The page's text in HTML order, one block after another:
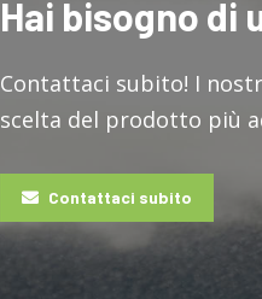
Hai bisogno di
Contattaci subito! I
scelta del prodotto più
Contattaci subito